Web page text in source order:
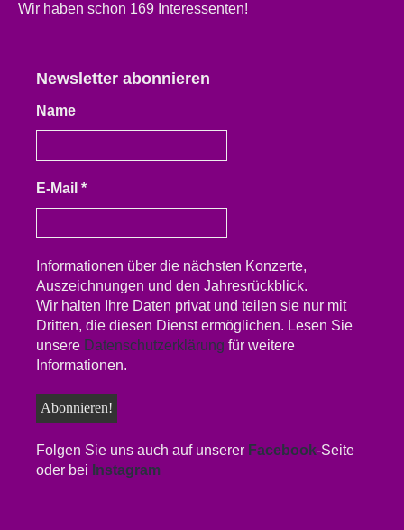
Wir haben schon 169 Interessenten!
Newsletter abonnieren
Name
E-Mail *
Informationen über die nächsten Konzerte,
Auszeichnungen und den Jahresrückblick.
Wir halten Ihre Daten privat und teilen sie nur mit
Dritten, die diesen Dienst ermöglichen. Lesen Sie
unsere Datenschutzerklärung für weitere
Informationen.
Folgen Sie uns auch auf unserer Facebook-Seite
oder bei Instagram